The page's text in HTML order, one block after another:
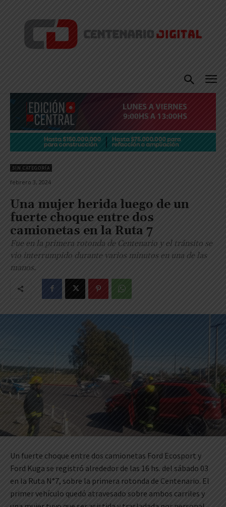
SIN CATEGORÍA
febrero 3, 2024
Una mujer herida luego de un
fuerte choque entre dos
camionetas en la Ruta 7
Fue en la primera rotonda de Centenario y el tránsito se
vio interrumpido durante varios minutos en una de las
manos.
Un fuerte choque entre dos camionetas Ford Ecosport y
Ford Kuga se registró alrededor de las 16 hs. del sábado 03
en la Ruta N°7, sobre la primera rotonda de Centenario. El
primer vehículo quedó atravesado sobre ambos carriles y